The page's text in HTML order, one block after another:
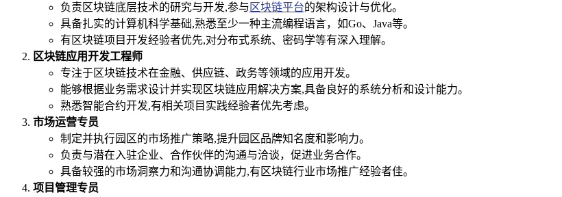
负责区块链底层技术的研究与开发,参与 区块链平台的架构设计与优化。
具备扎实的计算机科学基础,熟悉至少一种主流编程语言，如Go、Java等。
有区块链项目开发经验者优先,对分布式系统、密码学等有深入理解。
区块链应用开发工程师
专注于区块链技术在金融、供应链、政务等领域的应用开发。
能够根据业务需求设计并实现区块链应用解决方案,具备良好的系统分析和设计能力。
熟悉智能合约开发,有相关项目实践经验者优先考虑。
市场运营专员
制定并执行园区的市场推广策略,提升园区品牌知名度和影响力。
负责与潜在入驻企业、合作伙伴的沟通与洽谈，促进业务合作。
具备较强的市场洞察力和沟通协调能力,有区块链行业市场推广经验者佳。
项目管理专员